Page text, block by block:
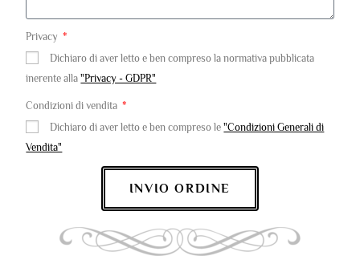
Privacy
Dichiaro di aver letto e ben compreso la normativa pubblicata
inerente alla"Privacy - GDPR"
Condizioni di vendita
Dichiaro di aver letto e ben compreso le"Condizioni Generali di
Vendita"
INVIO ORDINE